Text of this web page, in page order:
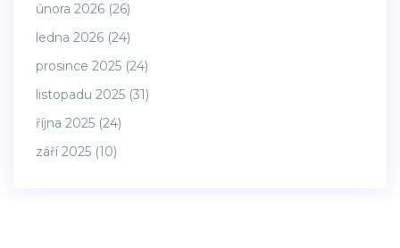
února 2026 (26)
ledna 2026 (24)
prosince 2025 (24)
listopadu 2025 (31)
října 2025 (24)
září 2025 (10)